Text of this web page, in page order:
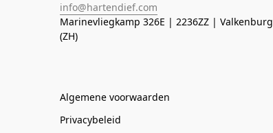
info@hartendief.com
Marinevliegkamp 326E | 2236ZZ | Valkenburg
(ZH)
Algemene voorwaarden
Privacybeleid